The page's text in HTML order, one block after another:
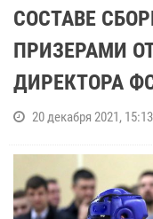
СОСТАВЕ
ПРИЗЕРАМИ
ДИРЕКТОРА
20 декабря 2021, 15:13